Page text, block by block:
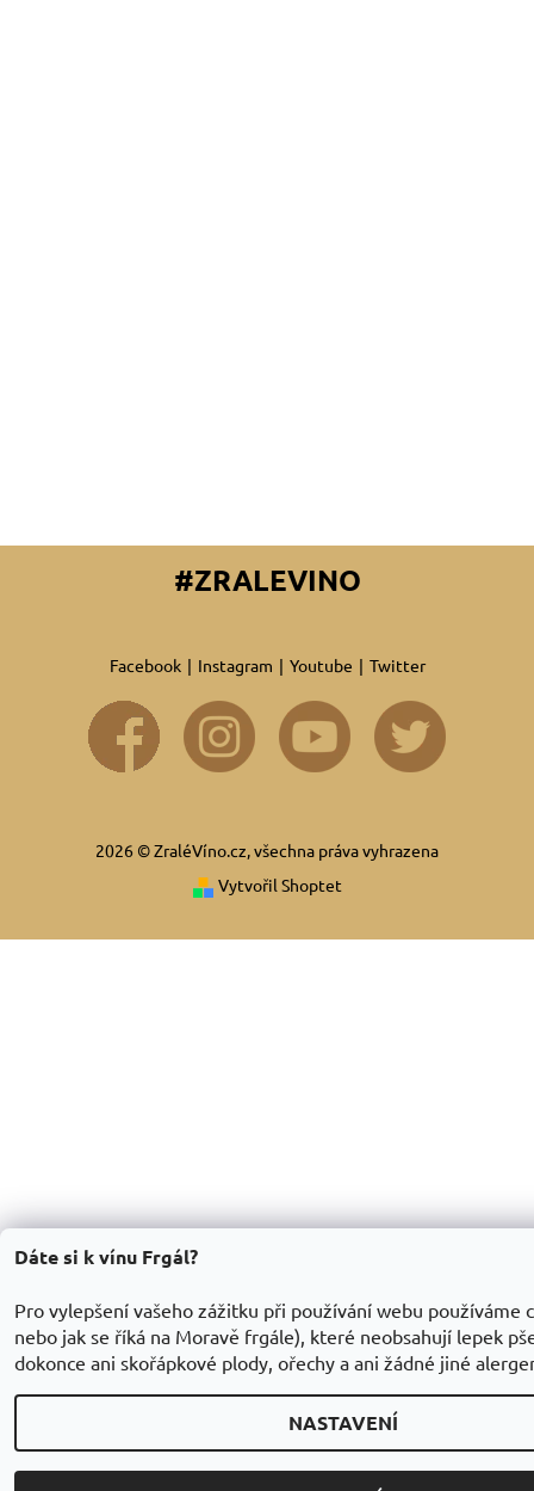
#ZRALEVINO
Facebook | Instagram | Youtube | Twitter
2026 © ZraléVíno.cz, všechna práva vyhrazena
Vytvořil Shoptet
Dáte si k vínu Frgál?
Pro vylepšení vašeho zážitku při používání webu používáme
nebo jak se říká na Moravě frgále), které neobsahují lepek
dokonce ani skořápkové plody, ořechy a ani žádné jiné
NASTAVENÍ